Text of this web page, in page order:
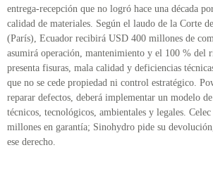
entrega-recepción que no logró hace una década
calidad de materiales. Según el laudo de la Corte
(París), Ecuador recibirá USD 400 millones de
asumirá operación, mantenimiento y el 100 % del
presenta fisuras, mala calidad y deficiencias
que no se cede propiedad ni control estratégico.
reparar defectos, deberá implementar un modelo
técnicos, tecnológicos, ambientales y legales.
millones en garantía; Sinohydro pide su
ese derecho.